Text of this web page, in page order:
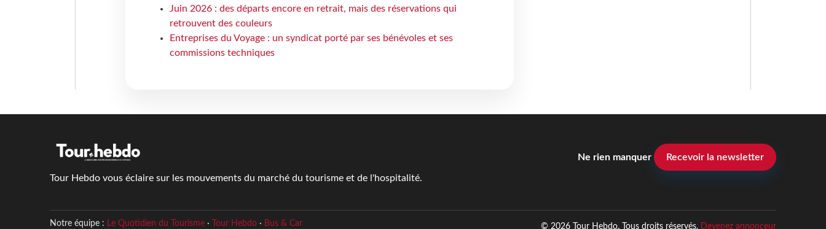
Juin 2026 : des départs encore en retrait, mais des réservations qui
retrouvent des couleurs
Entreprises du Voyage : un syndicat porté par ses bénévoles et ses
commissions techniques
Tour Hebdo vous éclaire sur les mouvements du marché du tourisme et de l'hospitalité.
Ne rien manquer Recevoir la newsletter
Notre équipe : Le Quotidien du Tourisme· Tour Hebdo· Bus & Car © 2026 Tour Hebdo. Tous droits réservés. Devenez annonceur